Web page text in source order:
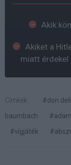
Akik
Akiket a
miatt érdekel
Címkék: #don
baumbach
#vígjáték